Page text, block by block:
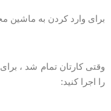
وارد کردن به ماشین
کارتان تمام شد ،
اجرا کنید: